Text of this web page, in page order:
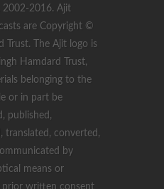
2002-2016. Ajit
are Copyright ©
Trust. The Ajit logo is
Hamdard Trust,
belonging to the
or in part be
published,
translated, converted,
by
means or
written consent